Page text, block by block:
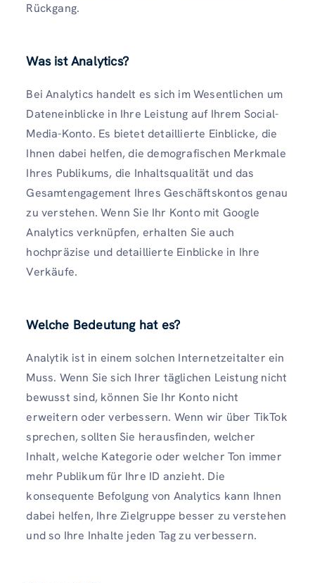
Rückgang.
Was ist Analytics?
Bei Analytics handelt es sich im Wesentlichen um
Dateneinblicke in Ihre Leistung auf Ihrem Social-
Media-Konto. Es bietet detaillierte Einblicke, die
Ihnen dabei helfen, die demografischen Merkmale
Ihres Publikums, die Inhaltsqualität und das
Gesamtengagement Ihres Geschäftskontos genau
zu verstehen. Wenn Sie Ihr Konto mit Google
Analytics verknüpfen, erhalten Sie auch
hochpräzise und detaillierte Einblicke in Ihre
Verkäufe.
Welche Bedeutung hat es?
Analytik ist in einem solchen Internetzeitalter ein
Muss. Wenn Sie sich Ihrer täglichen Leistung nicht
bewusst sind, können Sie Ihr Konto nicht
erweitern oder verbessern. Wenn wir über TikTok
sprechen, sollten Sie herausfinden, welcher
Inhalt, welche Kategorie oder welcher Ton immer
mehr Publikum für Ihre ID anzieht. Die
konsequente Befolgung von Analytics kann Ihnen
dabei helfen, Ihre Zielgruppe besser zu verstehen
und so Ihre Inhalte jeden Tag zu verbessern.